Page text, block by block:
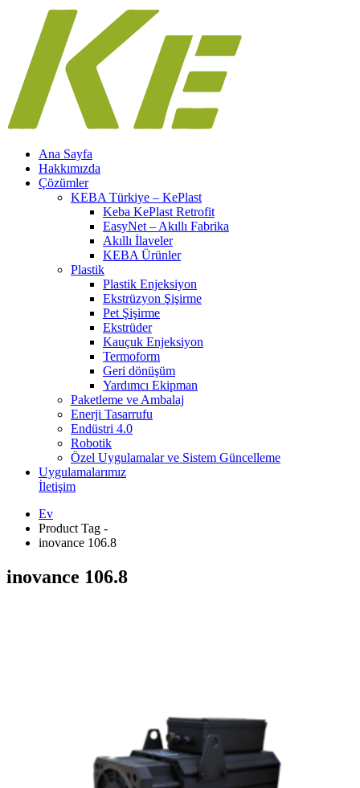
Ana Sayfa
Hakkımızda
Çözümler
KEBA Türkiye – KePlast
Keba KePlast Retrofit
EasyNet – Akıllı Fabrika
Akıllı İlaveler
KEBA Ürünler
Plastik
Plastik Enjeksiyon
Ekstrüzyon Şişirme
Pet Şişirme
Ekstrüder
Kauçuk Enjeksiyon
Termoform
Geri dönüşüm
Yardımcı Ekipman
Paketleme ve Ambalaj
Enerji Tasarrufu
Endüstri 4.0
Robotik
Özel Uygulamalar ve Sistem Güncelleme
Uygulamalarımız
İletişim
Ev
Product Tag -
inovance 106.8
inovance 106.8